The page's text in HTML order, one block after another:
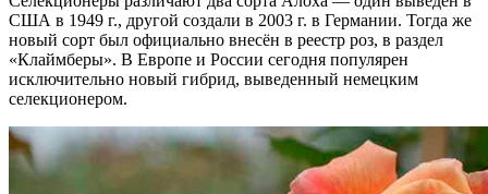
США в 1949 г., другой создали в 2003 г. в Германии. Тогда же
новый сорт был официально внесён в реестр роз, в раздел
«Клаймберы». В Европе и России сегодня популярен
исключительно новый гибрид, выведенный немецким
селекционером.